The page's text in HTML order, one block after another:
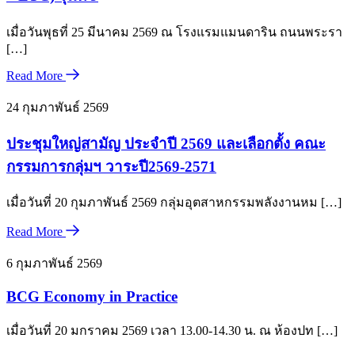
เมื่อวันพุธที่ 25 มีนาคม 2569 ณ โรงแรมแมนดาริน ถนนพระรา
[…]
Read More
24 กุมภาพันธ์ 2569
ประชุมใหญ่สามัญ ประจำปี 2569 และเลือกตั้ง คณะ
กรรมการกลุ่มฯ วาระปี2569-2571
เมื่อวันที่ 20 กุมภาพันธ์ 2569 กลุ่มอุตสาหกรรมพลังงานหม […]
Read More
6 กุมภาพันธ์ 2569
BCG Economy in Practice
เมื่อวันที่ 20 มกราคม 2569 เวลา 13.00-14.30 น. ณ ห้องปท […]